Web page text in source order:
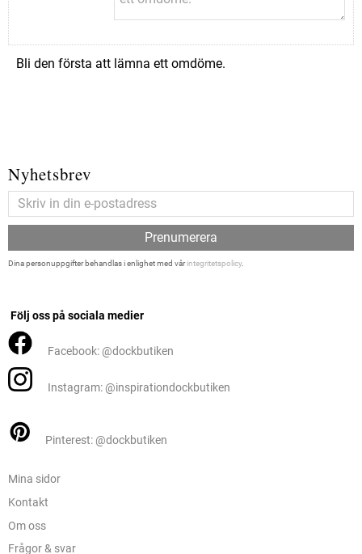
Bli den första att lämna ett omdöme.
Nyhetsbrev
Prenumerera
Dina personuppgifter behandlas i enlighet med vårintegritetspolicy.
Följ oss på sociala medier
Facebook: @dockbutiken
Instagram: @inspirationdockbutiken
Pinterest: @dockbutiken
Mina sidor
Kontakt
Om oss
Frågor & svar